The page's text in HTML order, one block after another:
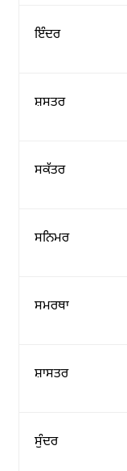
ਇੰਦਰ
ਸ਼ਸਤਰ
ਸਕੱਤਰ
ਸਨਿਮਰ
ਸਮਰਥਾ
ਸ਼ਾਸਤਰ
ਸੁੰਦਰ